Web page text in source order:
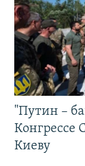
"Путин –
Киеву